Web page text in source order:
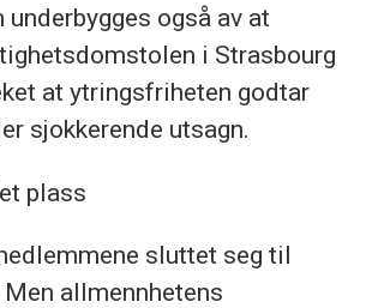
underbygges også av at
i Strasbourg
at ytringsfriheten godtar
sjokkerende utsagn.
plass
sluttet seg til
allmennhetens